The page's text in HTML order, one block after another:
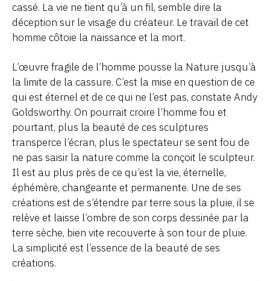
cassé. La vie ne tient qu’à un fil, semble dire la
déception sur le visage du créateur. Le travail de cet
homme côtoie la naissance et la mort.
L’œuvre fragile de l’homme pousse la Nature jusqu’à
la limite de la cassure. C’est la mise en question de ce
qui est éternel et de ce qui ne l’est pas, constate Andy
Goldsworthy. On pourrait croire l’homme fou et
pourtant, plus la beauté de ces sculptures
transperce l’écran, plus le spectateur se sent fou de
ne pas saisir la nature comme la conçoit le sculpteur.
Il est au plus près de ce qu’est la vie, éternelle,
éphémère, changeante et permanente. Une de ses
créations est de s’étendre par terre sous la pluie, il se
relève et laisse l’ombre de son corps dessinée par la
terre sèche, bien vite recouverte à son tour de pluie.
La simplicité est l’essence de la beauté de ses
créations.